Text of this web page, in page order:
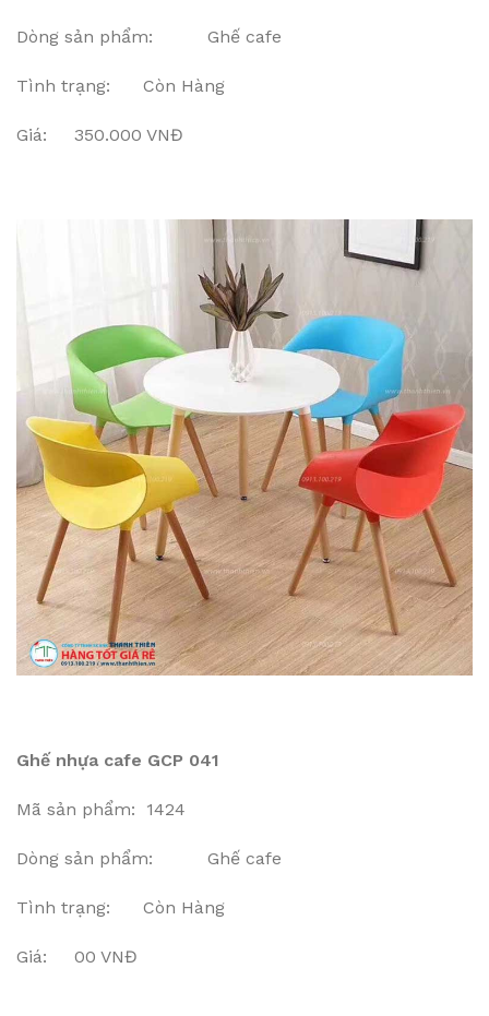
Dòng sản phẩm: Ghế cafe
Tình trạng: Còn Hàng
Giá: 350.000 VNĐ
Ghế nhựa cafe GCP 041
Mã sản phẩm: 1424
Dòng sản phẩm: Ghế cafe
Tình trạng: Còn Hàng
Giá: 00 VNĐ